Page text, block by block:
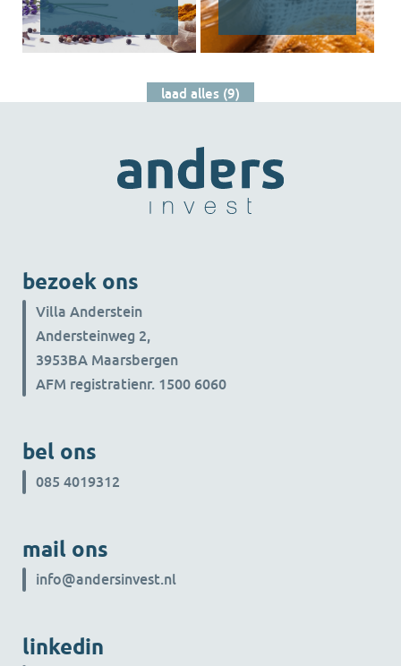
laad alles (9)
bezoek ons
Villa Anderstein
Andersteinweg 2,
3953BA Maarsbergen
AFM registratienr. 1500 6060
bel ons
085 4019312
mail ons
info@andersinvest.nl
linkedin